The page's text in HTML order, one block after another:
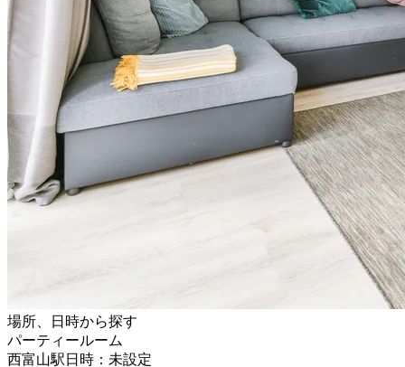
場所、日時から探す
パーティールーム
西富山駅日時：未設定